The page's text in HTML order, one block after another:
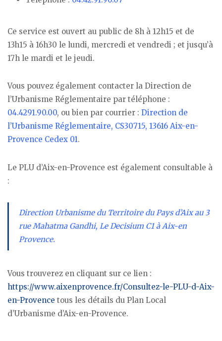
Ce service est ouvert au public de 8h à 12h15 et de
13h15 à 16h30 le lundi, mercredi et vendredi ; et jusqu’à
17h le mardi et le jeudi.
Vous pouvez également contacter la Direction de
l’Urbanisme Réglementaire par téléphone :
04.4291.90.00, ou bien par courrier : Direction de
l’Urbanisme Réglementaire, CS30715, 13616 Aix-en-
Provence Cedex 01.
Le PLU d’Aix-en-Provence est également consultable à
:
Direction Urbanisme du Territoire du Pays d’Aix au 3
rue Mahatma Gandhi, Le Decisium C1 à Aix-en
Provence.
Vous trouverez en cliquant sur ce lien :
https://www.aixenprovence.fr/Consultez-le-PLU-d-Aix-
en-Provence tous les détails du Plan Local
d’Urbanisme d’Aix-en-Provence.